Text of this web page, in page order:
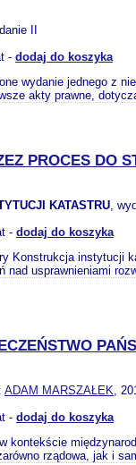
II
- dodaj do koszyka
wydanie jednego z
akty prawne,
PROCES DO
KATASTRU,
- dodaj do koszyka
Konstrukcja instytucji
nad usprawnieniami
ADAM MARSZAŁEK,
- dodaj do koszyka
kontekście
rządowa, jak i